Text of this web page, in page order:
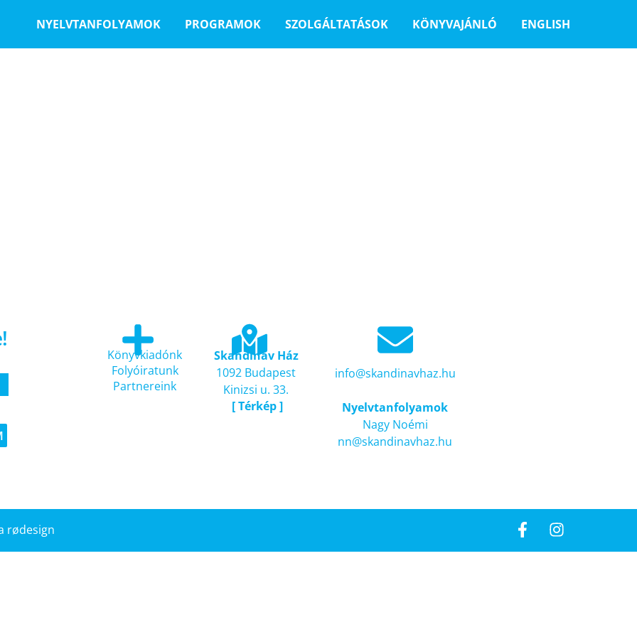
NYELVTANFOLYAMOK PROGRAMOK SZOLGÁLTATÁSOK KÖNYVAJÁNLÓ ENGLISH
Könyvkiadónk
Folyóiratunk
Partnereink
Skandináv Ház
1092 Budapest
Kinizsi u. 33.
[ Térkép ]
info@skandinavhaz.hu
Nyelvtanfolyamok
Nagy Noémi
nn@skandinavhaz.hu
rødesign